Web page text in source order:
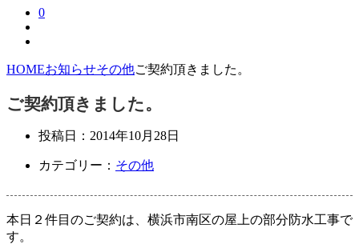
0
HOMEお知らせその他ご契約頂きました。
ご契約頂きました。
投稿日： 2014年10月28日
カテゴリー： その他
本日２件目のご契約は、横浜市南区の屋上の部分防水工事で
す。